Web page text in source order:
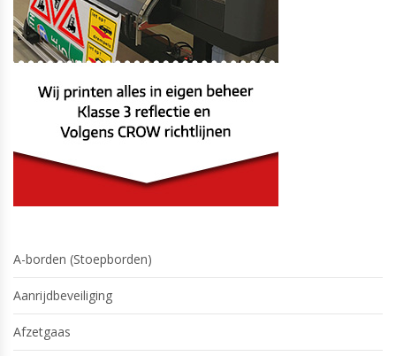
A-borden (Stoepborden)
Aanrijdbeveiliging
Afzetgaas